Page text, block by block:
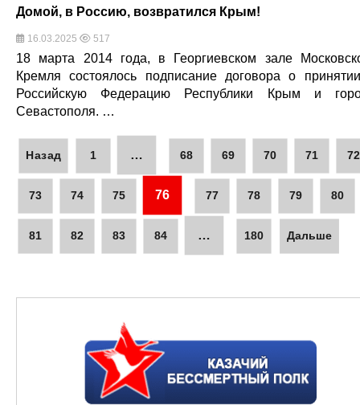
Домой, в Россию, возвратился Крым!
16.03.2025 517
18 марта 2014 года, в Георгиевском зале
Кремля состоялось подписание договора о
Российскую Федерацию Республики Крым и
Севастополя. …
Назад 1 … 68 69 70 71 72
73 74 75 76 77 78 79 80
81 82 83 84 … 180 Дальше